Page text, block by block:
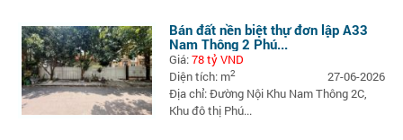
Bán đất nền biệt thự đơn lập A33
Nam Thông 2 Phú...
Giá:78 tỷ VND
Diện tích: m2
27-06-2026
Địa chỉ: Đường Nội Khu Nam Thông 2C,
Khu đô thị Phú...